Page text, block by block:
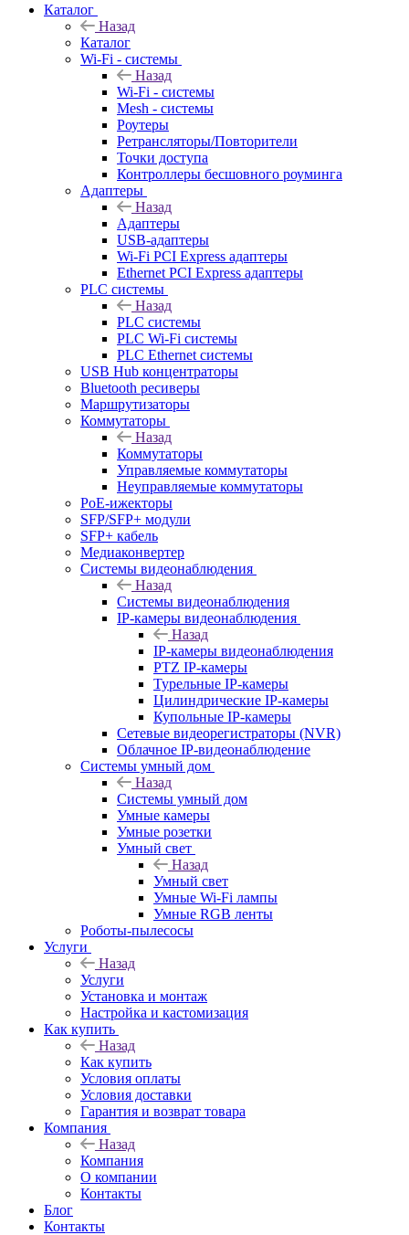
Каталог
Назад
Каталог
Wi-Fi - системы
Назад
Wi-Fi - системы
Mesh - системы
Роутеры
Ретрансляторы/Повторители
Точки доступа
Контроллеры бесшовного роуминга
Адаптеры
Назад
Адаптеры
USB-адаптеры
Wi-Fi PCI Express адаптеры
Ethernet PCI Express адаптеры
PLC системы
Назад
PLC системы
PLC Wi-Fi системы
PLC Ethernet системы
USB Hub концентраторы
Bluetooth ресиверы
Маршрутизаторы
Коммутаторы
Назад
Коммутаторы
Управляемые коммутаторы
Неуправляемые коммутаторы
PoE-ижекторы
SFP/SFP+ модули
SFP+ кабель
Медиаконвертер
Системы видеонаблюдения
Назад
Системы видеонаблюдения
IP-камеры видеонаблюдения
Назад
IP-камеры видеонаблюдения
PTZ IP-камеры
Турельные IP-камеры
Цилиндрические IP-камеры
Купольные IP-камеры
Сетевые видеорегистраторы (NVR)
Облачное IP-видеонаблюдение
Системы умный дом
Назад
Системы умный дом
Умные камеры
Умные розетки
Умный свет
Назад
Умный свет
Умные Wi-Fi лампы
Умные RGB ленты
Роботы-пылесосы
Услуги
Назад
Услуги
Установка и монтаж
Настройка и кастомизация
Как купить
Назад
Как купить
Условия оплаты
Условия доставки
Гарантия и возврат товара
Компания
Назад
Компания
О компании
Контакты
Блог
Контакты